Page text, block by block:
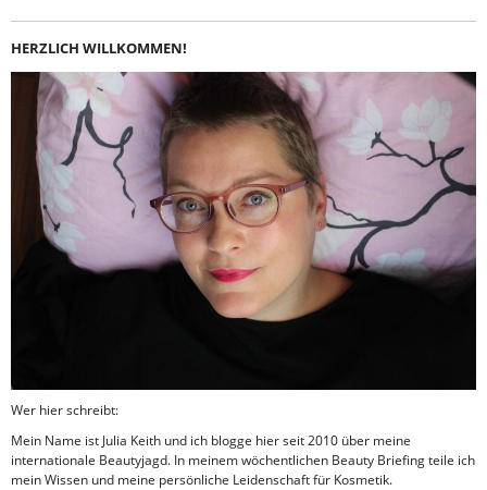
HERZLICH WILLKOMMEN!
Wer hier schreibt:
Mein Name ist Julia Keith und ich blogge hier seit 2010 über meine
internationale Beautyjagd. In meinem wöchentlichen Beauty Briefing teile ich
mein Wissen und meine persönliche Leidenschaft für Kosmetik.